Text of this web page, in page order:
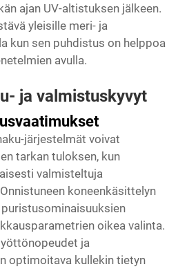
ajan UV-altistuksen jälkeen.
yleisille meri- ja
kun sen puhdistus on helppoa
avulla.
ja valmistuskyvyt
järjestelmät voivat
tarkan tuloksen, kun
valmisteltuja
koneenkäsittelyn
oikea valinta.
ja
optimoitava kullekin tietyn